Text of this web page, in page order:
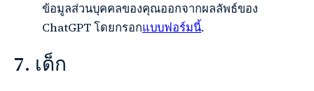
ข้อมูลส่วนบุคคลของคุณออกจากผลลัพธ์ของ
ChatGPT โดยกรอกแบบฟอร์มนี้.
7. เด็ก